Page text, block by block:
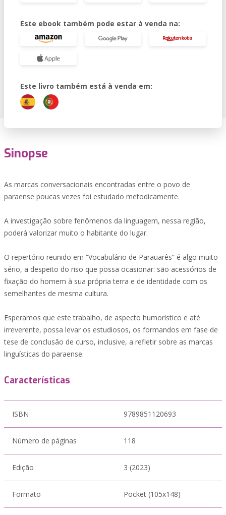
Este ebook também pode estar à venda na:
Este livro também está à venda em:
Sinopse
As marcas conversacionais encontradas entre o povo de
paraense poucas vezes foi estudado metodicamente.
A investigação sobre fenômenos da linguagem, nessa região,
poderá valorizar muito o habitante do lugar.
O repertório reunido em “Vocabulário de Parauarês” é algo muito
sério, a despeito do riso que possa ocasionar: são acessórios de
fixação do homem à sua própria terra e de identidade com os
semelhantes de mesma cultura.
Esperamos que este trabalho, de aspecto humorístico e até
irreverente, possa levar os estudiosos, os formandos em fase de
tese de conclusão de curso, inclusive, a refletir sobre as marcas
linguísticas do paraense.
Características
ISBN 9789851120693
Número de páginas 118
Edição 3 (2023)
Formato Pocket (105x148)